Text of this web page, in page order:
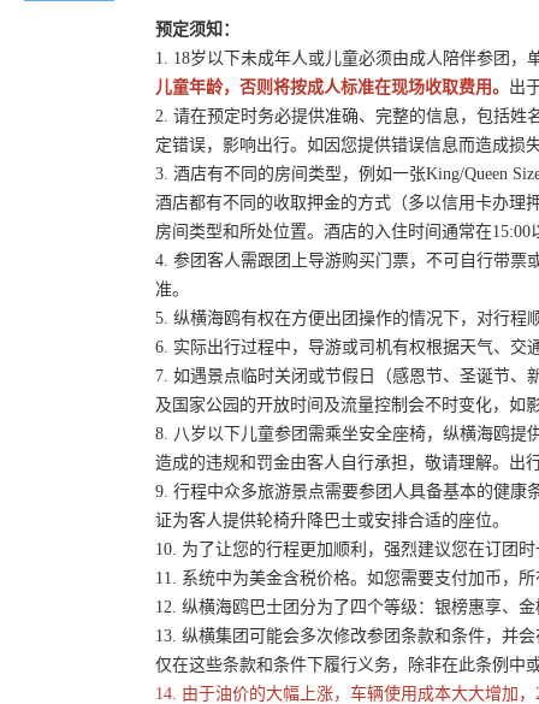
预定须知：
1. 18岁以下未成年人或儿童必须由成人陪伴参团
儿童年龄，否则将按成人标准在现场收取费用。 出
2. 请在预定时务必提供准确、完整的信息，包括
定错误，影响出行。如因您提供错误信息而造成损
3. 酒店有不同的房间类型，例如一张King/Queen
酒店都有不同的收取押金的方式（多以信用卡办理
房间类型和所处位置。酒店的入住时间通常在15:00
4. 参团客人需跟团上导游购买门票，不可自行带票
准。
5. 纵横海鸥有权在方便出团操作的情况下，对行
6. 实际出行过程中，导游或司机有权根据天气、
7. 如遇景点临时关闭或节假日（感恩节、圣诞节
及国家公园的开放时间及流量控制会不时变化，如
8. 八岁以下儿童参团需乘坐安全座椅，纵横海鸥提
造成的违规和罚金由客人自行承担，敬请理解。出
9. 行程中众多旅游景点需要参团人具备基本的健
证为客人提供轮椅升降巴士或安排合适的座位。
10. 为了让您的行程更加顺利，强烈建议您在订团
11. 系统中为美金含税价格。如您需要支付加币，
12. 纵横海鸥巴士团分为了四个等级：银榜惠享、
13. 纵横集团可能会多次修改参团条款和条件，并
仅在这些条款和条件下履行义务，除非在此条例中
14. 由于油价的大幅上涨，车辆使用成本大大增加